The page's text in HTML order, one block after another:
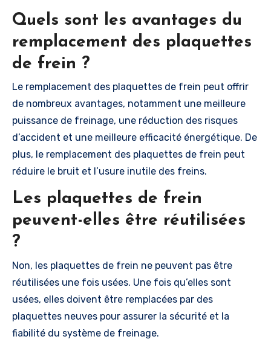
Quels sont les avantages du
remplacement des plaquettes
de frein ?
Le remplacement des plaquettes de frein peut offrir
de nombreux avantages, notamment une meilleure
puissance de freinage, une réduction des risques
d’accident et une meilleure efficacité énergétique. De
plus, le remplacement des plaquettes de frein peut
réduire le bruit et l’usure inutile des freins.
Les plaquettes de frein
peuvent-elles être réutilisées
?
Non, les plaquettes de frein ne peuvent pas être
réutilisées une fois usées. Une fois qu’elles sont
usées, elles doivent être remplacées par des
plaquettes neuves pour assurer la sécurité et la
fiabilité du système de freinage.